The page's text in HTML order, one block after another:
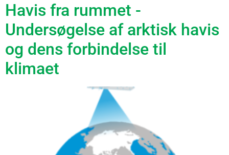
Havis fra rummet -
Undersøgelse af arktisk havis
og dens forbindelse til
klimaet